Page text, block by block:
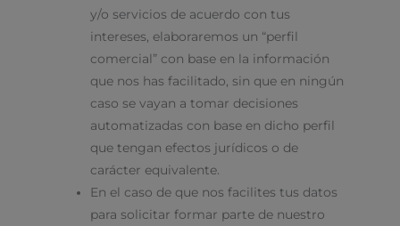
y/o servicios de acuerdo con tus
intereses, elaboraremos un “perfil
comercial” con base en la información
que nos has facilitado, sin que en ningún
caso se vayan a tomar decisiones
automatizadas con base en dicho perfil
que tengan efectos jurídicos o de
carácter equivalente.
En el caso de que nos facilites tus datos
para solicitar formar parte de nuestro